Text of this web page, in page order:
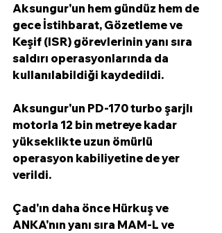
Aksungur'un hem gündüz hem de
gece İstihbarat, Gözetleme ve
Keşif (ISR) görevlerinin yanı sıra
saldırı operasyonlarında da
kullanılabildiği kaydedildi.
Aksungur'un PD-170 turbo şarjlı
motorla 12 bin metreye kadar
yükseklikte uzun ömürlü
operasyon kabiliyetine de yer
verildi.
Çad'ın daha önce Hürkuş ve
ANKA'nın yanı sıra MAM-L ve